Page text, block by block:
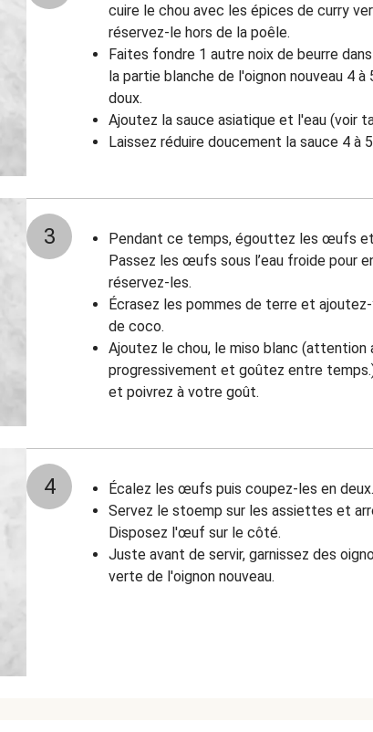
cuire le chou avec les épices de curry
réservez-le hors de la poêle.
Faites fondre 1 autre noix de beurre
la partie blanche de l'oignon nouveau 4
doux.
Ajoutez la sauce asiatique et l'eau (voir
Laissez réduire doucement la sauce 4 à
3
Pendant ce temps, égouttez les œufs
Passez les œufs sous l’eau froide pour
réservez-les.
Écrasez les pommes de terre et
de coco.
Ajoutez le chou, le miso blanc (attention
progressivement et goûtez entre
et poivrez à votre goût.
4
Écalez les œufs puis coupez-les en deux.
Servez le stoemp sur les assiettes et
Disposez l'œuf sur le côté.
Juste avant de servir, garnissez des
verte de l'oignon nouveau.